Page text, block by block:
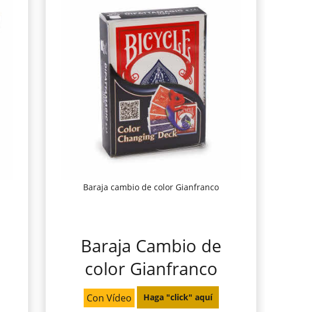
Baraja cambio de color Gianfranco
Baraja Cambio de
color Gianfranco
Con Vídeo Haga "click" aquí